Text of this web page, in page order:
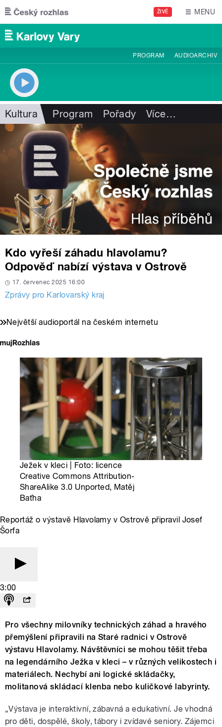
Přejít k hlavnímu obsahu
ŽIVĚ MENU
PROGRAM AUDIOARCHIV
Kultura Program Pořady Více…
Kdo vyřeší záhadu hlavolamu?
Odpověď nabízí výstava v Ostrově
17. červenec 2025 16:00
Zprávy pro Karlovarský kraj
Největší audioportál na českém internetu
Ježek v kleci | Foto: licence
Creative Commons Attribution-
ShareAlike 3.0 Unported, Matěj
Baťha
Reportáž o výstavě Hlavolamy v Ostrově připravil Josef
Šorfa
3:00
Pro všechny milovníky technických záhad a hravého
přemýšlení připravili na Staré radnici v Ostrově
výstavu Hlavolamy. Návštěvníci se mohou těšit třeba
na legendárního Ježka v kleci – v různých velikostech i
materiálech. Nechybí ani logické skládačky,
molitanová skládací klenba nebo kuličkové labyrinty.
„Výstava je interaktivní, zábavná a edukativní. Je vhodná
pro děti, dospělé, školy, tábory i zvídavé seniory. Zájemci